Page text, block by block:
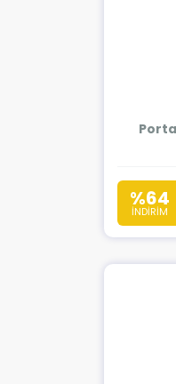
%64
İNDİRİM